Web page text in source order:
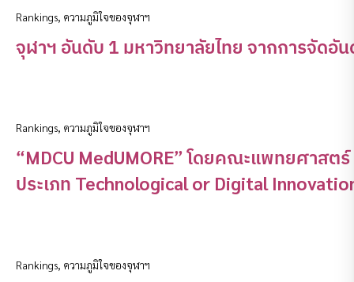
Rankings, ความภูมิใจของจุฬาฯ
จุฬาฯ อันดับ 1 มหาวิทยาลัยไทย จากการจัดอั
Rankings, ความภูมิใจของจุฬาฯ
“MDCU MedUMORE” โดยคณะแพทยศาสต
ประเภท Technological or Digital
Rankings, ความภูมิใจของจุฬาฯ